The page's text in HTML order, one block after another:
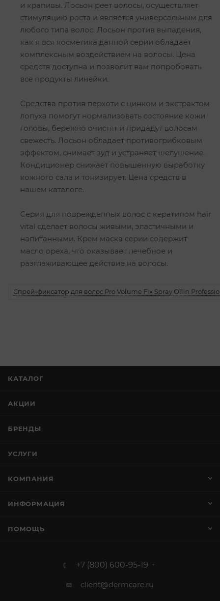
и крапивы. Лосьон реет волосы, осуществляет
стимуляцию роста и является универсальным для
любого типа волос. Лосьон против выпадения,
как я вся косметика данной серии обладает
комплексным воздействием на волосы. Цена
средств доступна и позволит вам попробовать
все продукты линейки.
Средства против перхоти с цинком и экстрактом
лопуха помогут нормализовать состояние кожи
головы, бережно очистят и придадут волосам
свежесть. Лосьон обладает противогрибковым
эффектом, снимает зуд и устраняет шелушение.
Кондиционер снижает повышенную выработку
кожного сала и тонизирует. Цена средств в
нашем каталоге.
Серия для поврежденных волос с кератином hair
vital сделает волосы живыми, эластичными и
напитанными. Крем маска серии содержит
масло ореха, что оказывает лечебное и
разглаживающее действие на волосы.
Спрей-фиксатор для волос Pro Volume Fix Spray Ollin
КАТАЛОГ
АКЦИИ
БРЕНДЫ
УСЛУГИ
КОМПАНИЯ
ИНФОРМАЦИЯ
ПОМОЩЬ
+7 (800) 600-95-19
client@dermcare.ru